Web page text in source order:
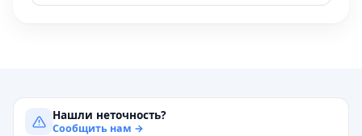
Нашли неточность?
Сообщить нам →